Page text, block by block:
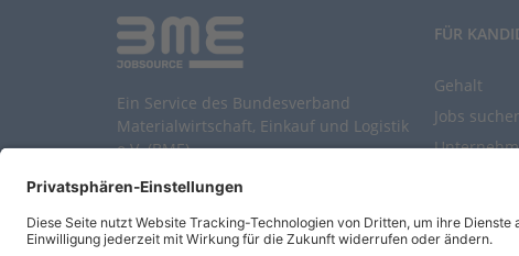
Ein Service des Bundesverband
Materialwirtschaft, Einkauf und Logistik
e.V. (BME)
FÜR
Gehalt
Jobs